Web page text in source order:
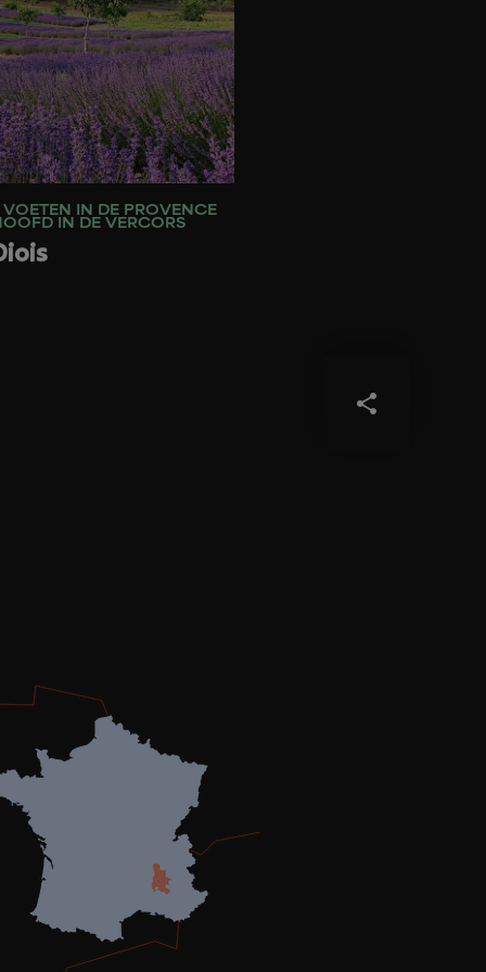
VOETEN IN DE PROVENCE
IN DE VERCORS